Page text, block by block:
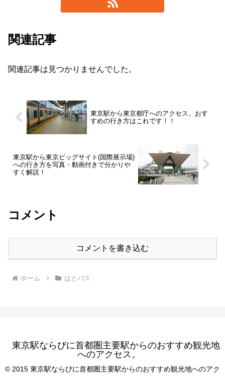
関連記事
関連記事は見つかりませんでした。
東京駅から東京都庁へのアクセス。おす
すめの行き方はこれです！！
東京駅から東京ビッグサイト(国際展示場)
への行き方を写真・動画付きで分かりや
すく解説！
コメント
コメントを書き込む
ホーム はとバス
東京駅ならびに首都圏主要駅からのおすすめ観光地
へのアクセス。
© 2015 東京駅ならびに首都圏主要駅からのおすすめ観光地へのアク